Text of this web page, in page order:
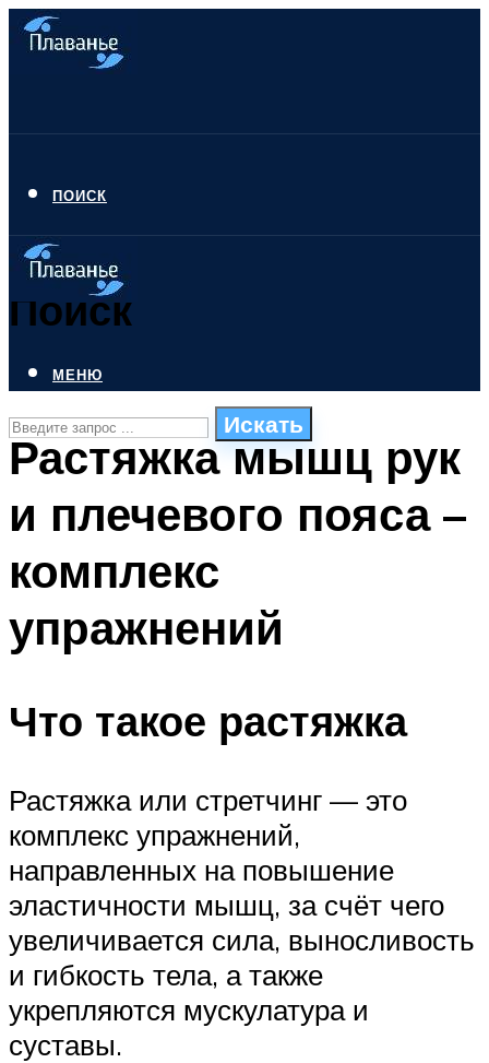
ПОИСК
Поиск
Искать
ПЛАВАНЬЕ ДЛЯ ДЕТЕЙ
БАССЕЙН ДЛЯ ДОМА
МЕНЮ
Растяжка мышц рук
и плечевого пояса –
комплекс
упражнений
Что такое растяжка
Растяжка или стретчинг — это
комплекс упражнений,
направленных на повышение
эластичности мышц, за счёт чего
увеличивается сила, выносливость
и гибкость тела, а также
укрепляются мускулатура и
суставы.